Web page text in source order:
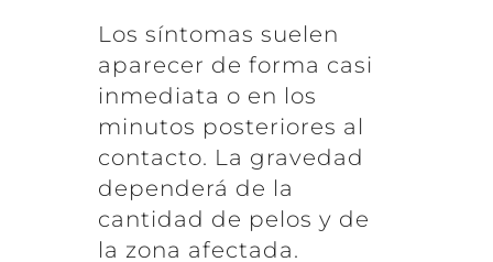
Los síntomas suelen
aparecer de forma casi
inmediata o en los
minutos posteriores al
contacto. La gravedad
dependerá de la
cantidad de pelos y de
la zona afectada.